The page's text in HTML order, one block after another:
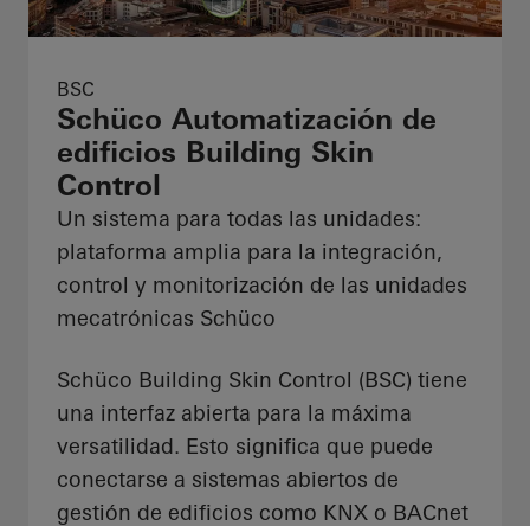
BSC
Schüco Automatización de
edificios Building Skin
Control
Un sistema para todas las unidades:
plataforma amplia para la integración,
control y monitorización de las unidades
mecatrónicas Schüco
Schüco Building Skin Control (BSC) tiene
una interfaz abierta para la máxima
versatilidad. Esto significa que puede
conectarse a sistemas abiertos de
gestión de edificios como KNX o BACnet